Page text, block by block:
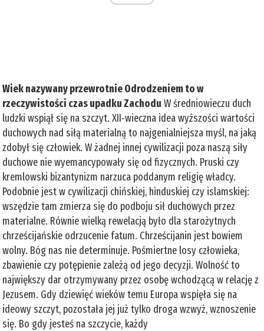
Wiek nazywany przewrotnie Odrodzeniem to w
rzeczywistości czas upadku Zachodu W średniowieczu duch
ludzki wspiął się na szczyt. XII-wieczna idea wyższości wartości
duchowych nad siłą materialną to najgenialniejsza myśl, na jaką
zdobył się człowiek. W żadnej innej cywilizacji poza naszą siły
duchowe nie wyemancypowały się od fizycznych. Pruski czy
kremlowski bizantynizm narzuca poddanym religię władcy.
Podobnie jest w cywilizacji chińskiej, hinduskiej czy islamskiej:
wszędzie tam zmierza się do podboju sił duchowych przez
materialne. Równie wielką rewelacją było dla starożytnych
chrześcijańskie odrzucenie fatum. Chrześcijanin jest bowiem
wolny. Bóg nas nie determinuje. Pośmiertne losy człowieka,
zbawienie czy potępienie zależą od jego decyzji. Wolność to
największy dar otrzymywany przez osobę wchodzącą w relację z
Jezusem. Gdy dziewięć wieków temu Europa wspięła się na
ideowy szczyt, pozostała jej już tylko droga wzwyż, wznoszenie
się. Bo gdy jesteś na szczycie, każdy